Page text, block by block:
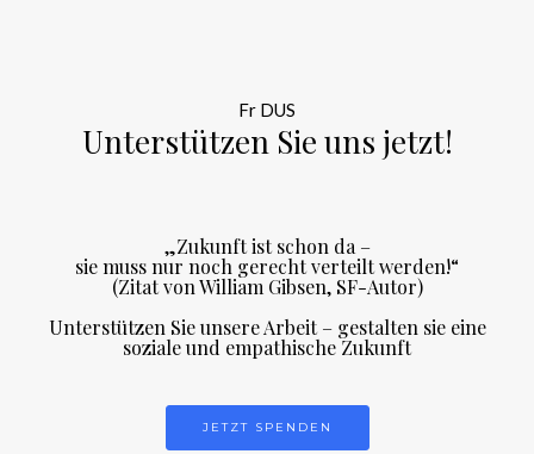
Fr DUS
Unterstützen Sie uns jetzt!
„Zukunft ist schon da –
sie muss nur noch gerecht verteilt werden!“
(Zitat von William Gibsen, SF-Autor)
Unterstützen Sie unsere Arbeit – gestalten sie eine
soziale und empathische Zukunft
JETZT SPENDEN